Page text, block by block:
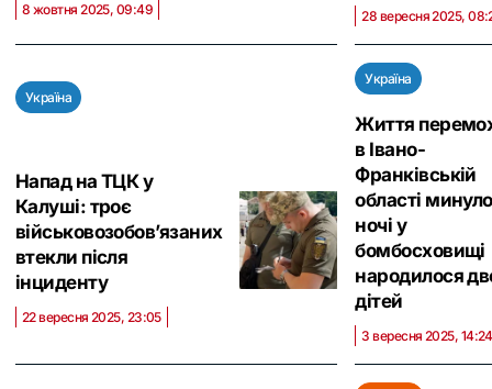
8 жовтня 2025, 09:49 28 вересня 2025,
Україна
Напад на ТЦК у
Калуші: троє
військовозобов’язаних
втекли після
інциденту
22 вересня 2025, 23:05
Україна
Життя
в Івано-
Франківській
області
ночі у
бомбосховищі
народилося
дітей
3 вересня 2025, 14:24